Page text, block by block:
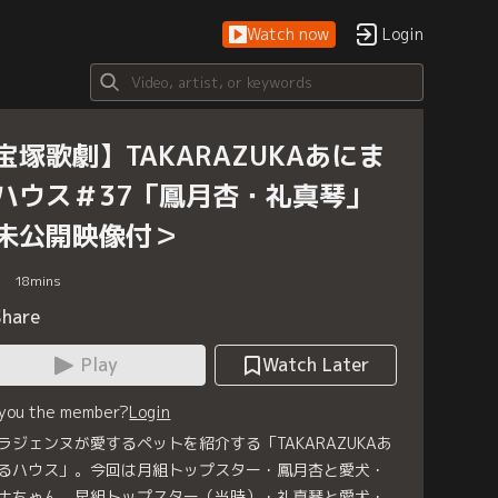
Watch now Login
塚歌劇】TAKARAZUKAあにま
ウス＃37「鳳月杏・礼真琴」
公開映像付＞
18mins
Play
Watch Later
the member?Login
ジェンヌが愛するペットを紹介する「TAKARAZUKAあ
ハウス」。今回は月組トップスター・鳳月杏と愛犬・